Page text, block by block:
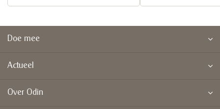
Doe mee
Actueel
Over Odin